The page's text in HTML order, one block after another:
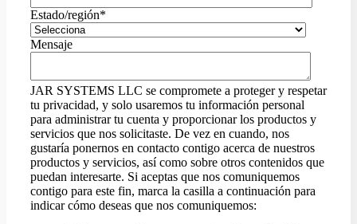
Estado/región*
Mensaje
JAR SYSTEMS LLC se compromete a proteger y respetar
tu privacidad, y solo usaremos tu información personal
para administrar tu cuenta y proporcionar los productos y
servicios que nos solicitaste. De vez en cuando, nos
gustaría ponernos en contacto contigo acerca de nuestros
productos y servicios, así como sobre otros contenidos que
puedan interesarte. Si aceptas que nos comuniquemos
contigo para este fin, marca la casilla a continuación para
indicar cómo deseas que nos comuniquemos: